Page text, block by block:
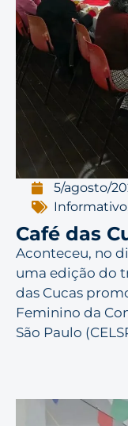
5/agosto/
Informativo
Café das
Aconteceu, no
uma edição do
das Cucas
Feminino da
São Paulo